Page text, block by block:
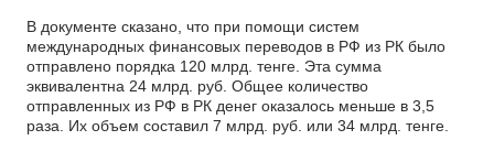
В документе сказано, что при помощи систем
международных финансовых переводов в РФ из РК было
отправлено порядка 120 млрд. тенге. Эта сумма
эквивалентна 24 млрд. руб. Общее количество
отправленных из РФ в РК денег оказалось меньше в 3,5
раза. Их объем составил 7 млрд. руб. или 34 млрд. тенге.